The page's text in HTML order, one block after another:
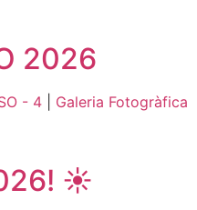
2026
- 4
Galeria Fotogràfica
☀️